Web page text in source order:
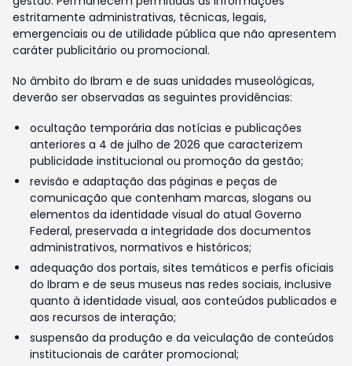
estritamente administrativas, técnicas, legais,
emergenciais ou de utilidade pública que não apresentem
caráter publicitário ou promocional.
No âmbito do Ibram e de suas unidades museológicas,
deverão ser observadas as seguintes providências:
ocultação temporária das notícias e publicações
anteriores a 4 de julho de 2026 que caracterizem
publicidade institucional ou promoção da gestão;
revisão e adaptação das páginas e peças de
comunicação que contenham marcas, slogans ou
elementos da identidade visual do atual Governo
Federal, preservada a integridade dos documentos
administrativos, normativos e históricos;
adequação dos portais, sites temáticos e perfis oficiais
do Ibram e de seus museus nas redes sociais, inclusive
quanto à identidade visual, aos conteúdos publicados e
aos recursos de interação;
suspensão da produção e da veiculação de conteúdos
institucionais de caráter promocional;